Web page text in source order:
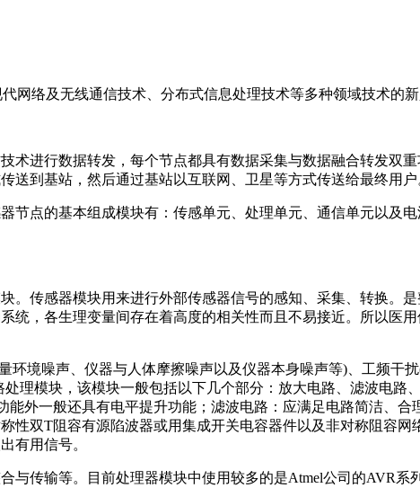
网络及无线通信技术、分布式信息处理技术等多种领域技术的新
进行数据转发，每个节点都具有数据采集与数据融合转发双
到基站，然后通过基站以互联网、卫星等方式传送给最终用户
点的基本组成模块有：传感单元、处理单元、通信单元以及
传感器模块用来进行外部传感器信号的感知、采集、转换。
，各生理变量间存在着高度的相关性而且不易接近。所以医
境噪声、仪器与人体摩擦噪声以及仪器本身噪声等)、工频干
理模块，该模块一般包括以下几个部分：放大电路、滤波电路
外一般还具有电平提升功能；滤波电路：应满足电路简洁、合
双T阻容有源陷波器或用集成开关电容器件以及非对称阻容网
有用信号。
传输等。目前处理器模块中使用较多的是Atmel公司的AVR系